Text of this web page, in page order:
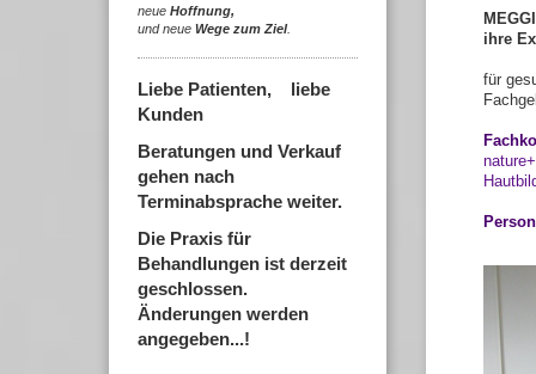
neue Hoffnung,
und neue Wege zum Ziel.
Liebe Patienten, liebe
Kunden
Beratungen und Verkauf
gehen nach
Terminabsprache weiter.
Die Praxis für
Behandlungen ist derzeit
geschlossen.
Änderungen werden
angegeben...!
ihre
für